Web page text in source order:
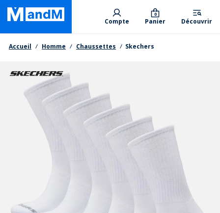
Skip
main
content
Primary departments
Compte Panier
0
Découvrir
Fil d'Ariane
Accueil Homme Chaussettes Skechers